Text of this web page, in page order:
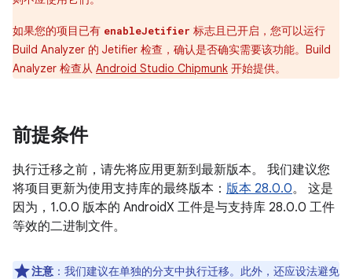
如果您的项目已有 enableJetifier 标志且已开启，您可以运行
Build Analyzer 的 Jetifier 检查，确认是否确实需要该功能。Build
Analyzer 检查从 Android Studio Chipmunk 开始提供。
前提条件
执行迁移之前，请先将应用更新到最新版本。 我们建议您
将项目更新为使用支持库的最终版本： 版本 28.0.0。 这是
因为，1.0.0 版本的 AndroidX 工件是与支持库 28.0.0 工件
等效的二进制文件。
注意 ： 我们建议在单独的分支中执行迁移。此外，还应设法避免